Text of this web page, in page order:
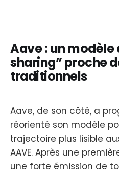
Aave : un modèle
sharing” proche
traditionnels
Aave, de son côté, a
réorienté son modèle
trajectoire plus lisible
AAVE. Après une
une forte émission de